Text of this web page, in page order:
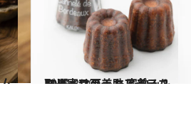
2020.8.10
取り寄せ可！カルディコーヒーファーム 家飲み＆スイーツの美味アイテム10選
グルメ